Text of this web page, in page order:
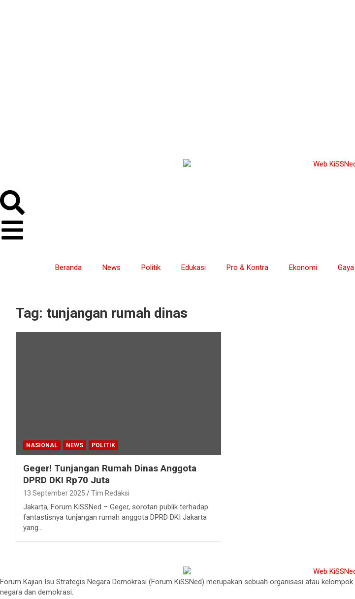
Beranda News Politik Edukasi Pro & Kontra Ekonomi
Tag: tunjangan rumah dinas
NASIONAL NEWS POLITIK
Geger! Tunjangan Rumah Dinas Anggota
DPRD DKI Rp70 Juta
13 September 2025 Tim Redaksi
Jakarta, Forum KiSSNed – Geger, sorotan publik terhadap
fantastisnya tunjangan rumah anggota DPRD DKI Jakarta
yang…
Forum Kajian Isu Strategis Negara Demokrasi (Forum KiSSNed) merupakan sebuah organisasi atau
negara dan demokrasi.